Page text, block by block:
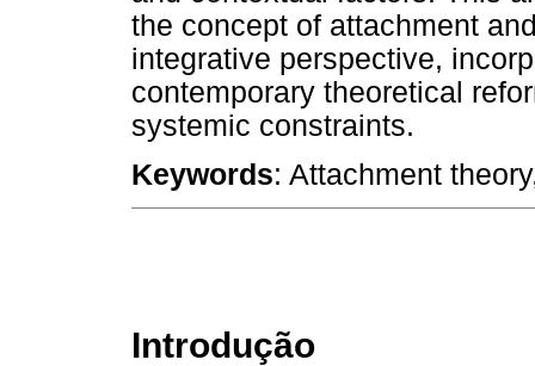
the concept of attachment
integrative perspective,
contemporary theoretical
systemic constraints.
Keywords: Attachment
Introdução